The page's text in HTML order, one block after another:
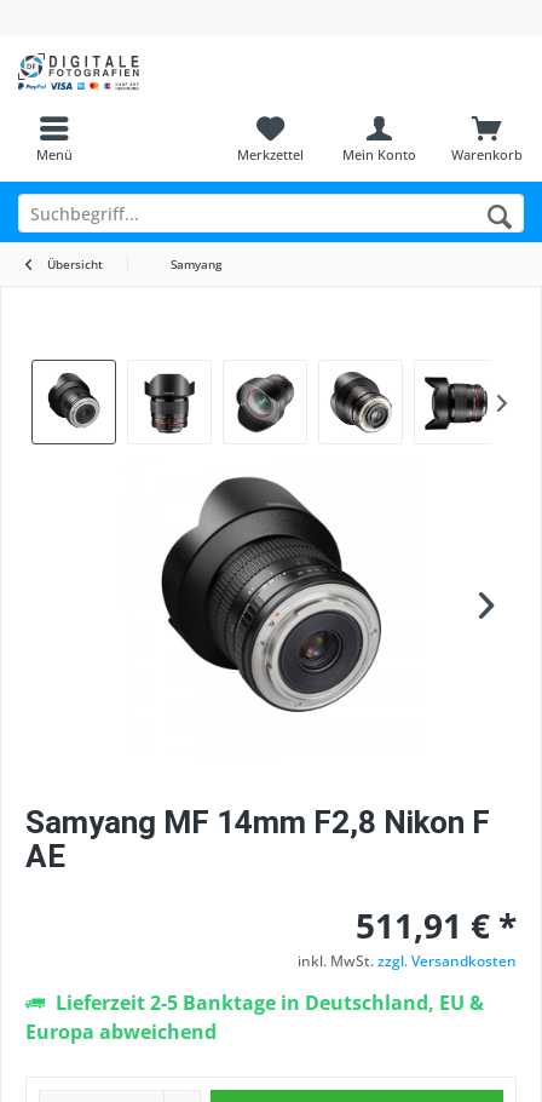
Menü Warenkorb
Merkzettel Mein Konto
Übersicht Samyang
Samyang MF 14mm F2,8 Nikon F
AE
511,91 € *
inkl. MwSt.zzgl. Versandkosten
Lieferzeit 2-5 Banktage in Deutschland, EU &
Europa abweichend